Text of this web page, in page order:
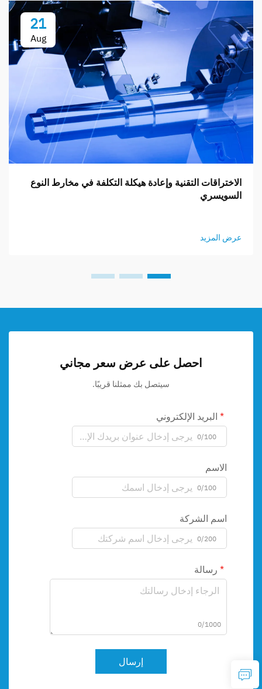
21
Aug
الاختراقات التقنية وإعادة هيكلة التكلفة في مخارط النوع
السويسري
عرض المزيد
احصل على عرض سعر مجاني
سيتصل بك ممثلنا قريبًا.
البريد الإلكتروني
0/100
الاسم
0/100
اسم الشركة
0/200
رسالة
0/1000
إرسال